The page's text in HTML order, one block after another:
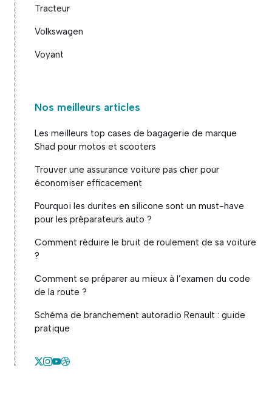
Tracteur
Volkswagen
Voyant
Nos meilleurs articles
Les meilleurs top cases de bagagerie de marque
Shad pour motos et scooters
Trouver une assurance voiture pas cher pour
économiser efficacement
Pourquoi les durites en silicone sont un must-have
pour les préparateurs auto ?
Comment réduire le bruit de roulement de sa voiture
?
Comment se préparer au mieux à l’examen du code
de la route ?
Schéma de branchement autoradio Renault : guide
pratique